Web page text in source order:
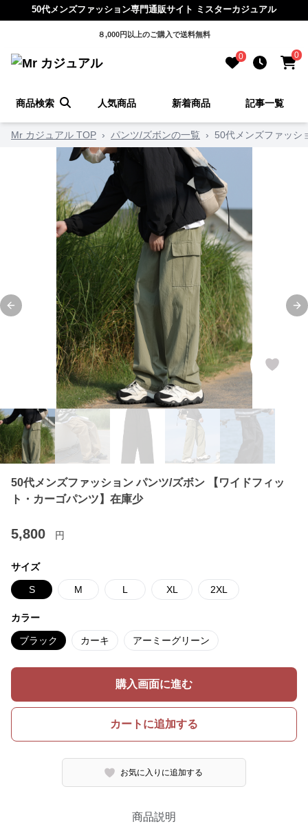
50代メンズファッション専門通販サイト ミスターカジュアル
８,000円以上のご購入で送料無料
0 0
商品検索 人気商品 新着商品 記事一覧
Mr カジュアル TOP › パンツ/ズボンの一覧 › 50代メンズファッシ
Previous slide
50代メンズファッション パンツ/ズボン 【ワイドフィッ
ト・カーゴパンツ】在庫少
5,800 円
サイズ
S M L XL 2XL
カラー
ブラック カーキ アーミーグリーン
購入画面に進む
カートに追加する
お気に入りに追加する
商品説明